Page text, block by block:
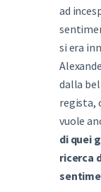
ad
si era
dalla
regista,
vuole
di quei
ricerca